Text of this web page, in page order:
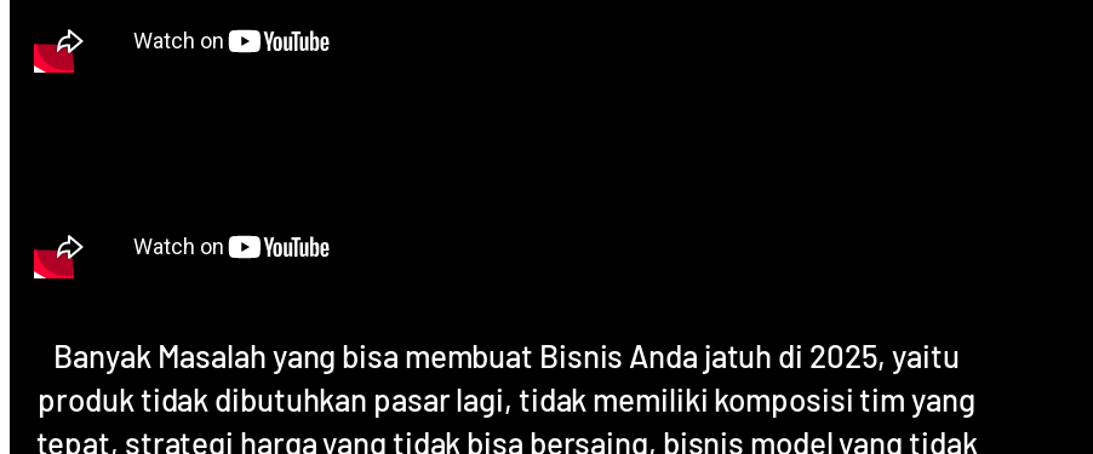
Banyak Masalah yang bisa membuat Bisnis Anda jatuh di 2025, yaitu
produk tidak dibutuhkan pasar lagi, tidak memiliki komposisi tim yang
tepat, strategi harga yang tidak bisa bersaing, bisnis model yang tidak